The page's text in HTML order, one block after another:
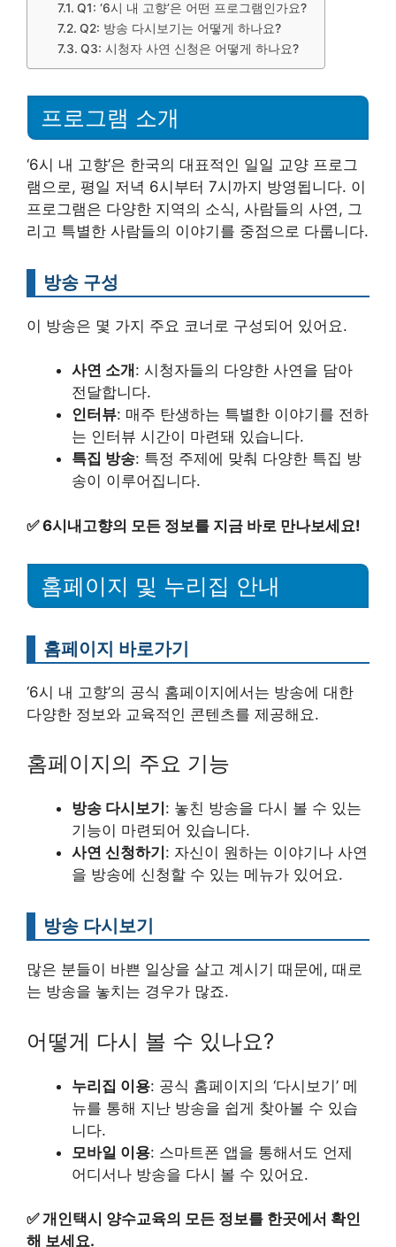
Q1: ‘6시 내 고향’은 어떤 프로그램인가요?
Q2: 방송 다시보기는 어떻게 하나요?
Q3: 시청자 사연 신청은 어떻게 하나요?
프로그램 소개
‘6시 내 고향’은 한국의 대표적인 일일 교양 프로그
램으로, 평일 저녁 6시부터 7시까지 방영됩니다. 이
프로그램은 다양한 지역의 소식, 사람들의 사연, 그
리고 특별한 사람들의 이야기를 중점으로 다룹니다.
방송 구성
이 방송은 몇 가지 주요 코너로 구성되어 있어요.
사연 소개 : 시청자들의 다양한 사연을 담아
전달합니다.
인터뷰: 매주 탄생하는 특별한 이야기를 전하
는 인터뷰 시간이 마련돼 있습니다.
특집 방송: 특정 주제에 맞춰 다양한 특집 방
송이 이루어집니다.
✅6시내고향의 모든 정보를 지금 바로 만나보세요!
홈페이지 및 누리집 안내
홈페이지 바로가기
‘6시 내 고향’의 공식 홈페이지에서는 방송에 대한
다양한 정보와 교육적인 콘텐츠를 제공해요.
홈페이지의 주요 기능
방송 다시보기 : 놓친 방송을 다시 볼 수 있는
기능이 마련되어 있습니다.
사연 신청하기 : 자신이 원하는 이야기나 사연
을 방송에 신청할 수 있는 메뉴가 있어요.
방송 다시보기
많은 분들이 바쁜 일상을 살고 계시기 때문에, 때로
는 방송을 놓치는 경우가 많죠.
어떻게 다시 볼 수 있나요?
누리집 이용: 공식 홈페이지의 ‘다시보기’ 메
뉴를 통해 지난 방송을 쉽게 찾아볼 수 있습
니다.
모바일 이용: 스마트폰 앱을 통해서도 언제
어디서나 방송을 다시 볼 수 있어요.
✅개인택시 양수교육의 모든 정보를 한곳에서 확인
해 보세요.